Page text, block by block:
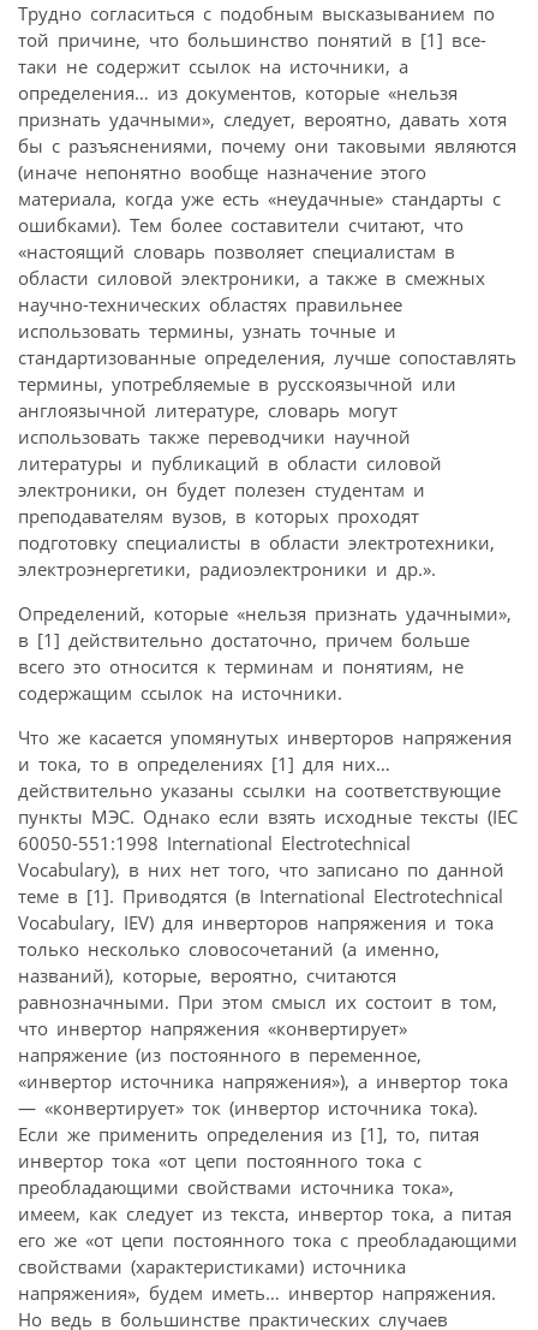
Трудно согласиться с подобным высказыванием по
той причине, что большинство понятий в [1] все-
таки не содержит ссылок на источники, а
определения… из документов, которые «нельзя
признать удачными», следует, вероятно, давать хотя
бы с разъяснениями, почему они таковыми являются
(иначе непонятно вообще назначение этого
материала, когда уже есть «неудачные» стандарты с
ошибками). Тем более составители считают, что
«настоящий словарь позволяет специалистам в
области силовой электроники, а также в смежных
научно-технических областях правильнее
использовать термины, узнать точные и
стандартизованные определения, лучше сопоставлять
термины, употребляемые в русскоязычной или
англоязычной литературе, словарь могут
использовать также переводчики научной
литературы и публикаций в области силовой
электроники, он будет полезен студентам и
преподавателям вузов, в которых проходят
подготовку специалисты в области электротехники,
электроэнергетики, радиоэлектроники и др.».
Определений, которые «нельзя признать удачными»,
в [1] действительно достаточно, причем больше
всего это относится к терминам и понятиям, не
содержащим ссылок на источники.
Что же касается упомянутых инверторов напряжения
и тока, то в определениях [1] для них…
действительно указаны ссылки на соответствующие
пункты МЭС. Однако если взять исходные тексты (IEC
60050-551:1998 International Electrotechnical
Vocabulary), в них нет того, что записано по данной
теме в [1]. Приводятся (в International Electrotechnical
Vocabulary, IEV) для инверторов напряжения и тока
только несколько словосочетаний (а именно,
названий), которые, вероятно, считаются
равнозначными. При этом смысл их состоит в том,
что инвертор напряжения «конвертирует»
напряжение (из постоянного в переменное,
«инвертор источника напряжения»), а инвертор тока
— «конвертирует» ток (инвертор источника тока).
Если же применить определения из [1], то, питая
инвертор тока «от цепи постоянного тока с
преобладающими свойствами источника тока»,
имеем, как следует из текста, инвертор тока, а питая
его же «от цепи постоянного тока с преобладающими
свойствами (характеристиками) источника
напряжения», будем иметь… инвертор напряжения.
Но ведь в большинстве практических случаев